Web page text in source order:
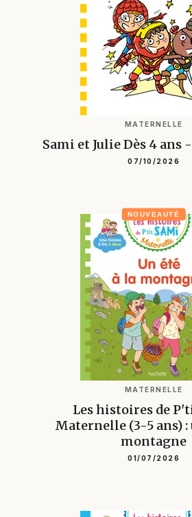
MATERNELLE
Sami et Julie Dès 4
07/10/2026
NOUVEAUTÉ
MATERNELLE
Les histoires de
Maternelle (3-5 ans) :
montagne
01/07/2026